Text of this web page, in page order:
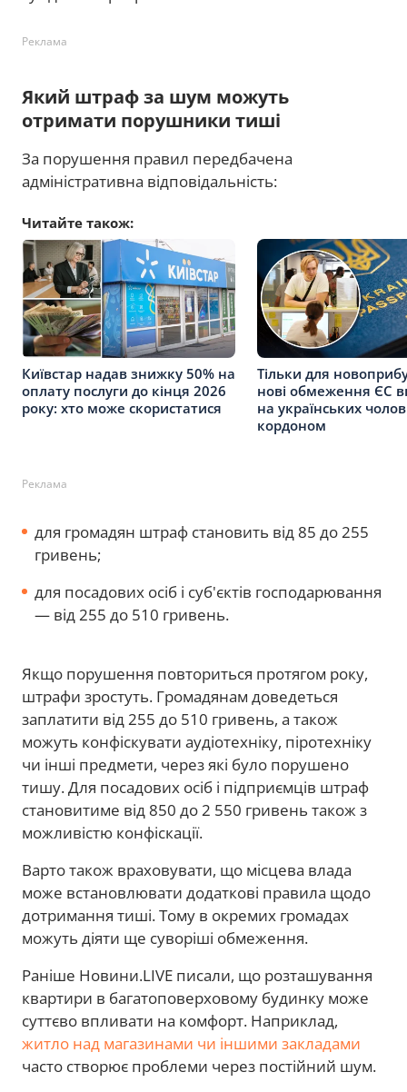
Реклама
Який штраф за шум можуть
отримати порушники тиші
За порушення правил передбачена
адміністративна відповідальність:
Читайте також:
Київстар надав знижку 50% на
оплату послуги до кінця 2026
року: хто може скористатися
Тільки для
нові обмеження ЄС
на українських
кордоном
Реклама
для громадян штраф становить від 85 до 255
гривень;
для посадових осіб і суб'єктів господарювання
— від 255 до 510 гривень.
Якщо порушення повториться протягом року,
штрафи зростуть. Громадянам доведеться
заплатити від 255 до 510 гривень, а також
можуть конфіскувати аудіотехніку, піротехніку
чи інші предмети, через які було порушено
тишу. Для посадових осіб і підприємців штраф
становитиме від 850 до 2 550 гривень також з
можливістю конфіскації.
Варто також враховувати, що місцева влада
може встановлювати додаткові правила щодо
дотримання тиші. Тому в окремих громадах
можуть діяти ще суворіші обмеження.
Раніше Новини.LIVE писали, що розташування
квартири в багатоповерховому будинку може
суттєво впливати на комфорт. Наприклад,
житло над магазинами чи іншими закладами
часто створює проблеми через постійний шум.